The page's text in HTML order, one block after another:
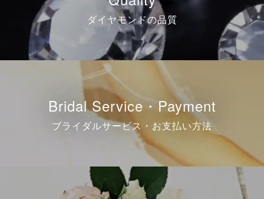
ダイヤモンドの品質
Bridal Service・Payment
ブライダルサービス・お支払い方法